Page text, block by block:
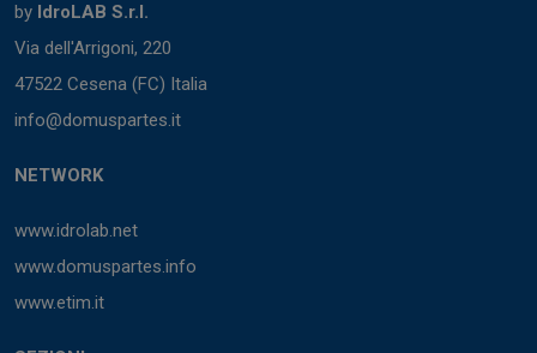
by IdroLAB S.r.l.
Via dell'Arrigoni, 220
47522 Cesena (FC) Italia
info@domuspartes.it
NETWORK
www.idrolab.net
www.domuspartes.info
www.etim.it